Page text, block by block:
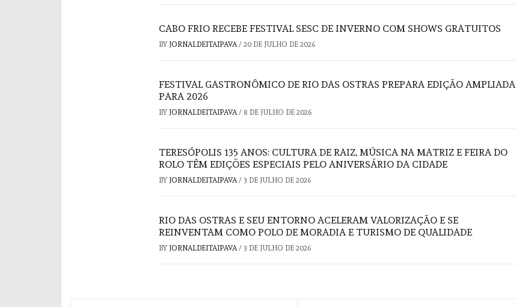
CABO FRIO RECEBE FESTIVAL SESC DE INVERNO COM SHOWS GRATUITOS
BY JORNALDEITAIPAVA/ 20 DE JULHO DE 2026
FESTIVAL GASTRONÔMICO DE RIO DAS OSTRAS PREPARA EDIÇÃO AMPLIADA
PARA 2026
BY JORNALDEITAIPAVA/ 8 DE JULHO DE 2026
TERESÓPOLIS 135 ANOS: CULTURA DE RAIZ, MÚSICA NA MATRIZ E FEIRA DO
ROLO TÊM EDIÇÕES ESPECIAIS PELO ANIVERSÁRIO DA CIDADE
BY JORNALDEITAIPAVA/ 3 DE JULHO DE 2026
RIO DAS OSTRAS E SEU ENTORNO ACELERAM VALORIZAÇÃO E SE
REINVENTAM COMO POLO DE MORADIA E TURISMO DE QUALIDADE
BY JORNALDEITAIPAVA/ 3 DE JULHO DE 2026